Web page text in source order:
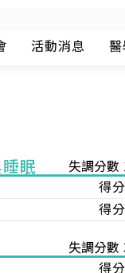
活動消息
眠 失調分數
得
得
失調分數
得